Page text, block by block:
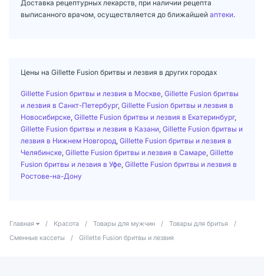
Доставка рецептурных лекарств, при наличии рецепта
выписанного врачом, осуществляется до ближайшей аптеки.
Цены на Gillette Fusion бритвы и лезвия в других городах
Gillette Fusion бритвы и лезвия в Москве Gillette Fusion бритвы
и лезвия в Санкт-Петербург, Gillette Fusion бритвы и лезвия в
Новосибирске Gillette Fusion бритвы и лезвия в Екатеринбург,
Gillette Fusion бритвы и лезвия в Казани Gillette Fusion бритвы и
лезвия в Нижнем Новгород Gillette Fusion бритвы и лезвия в
Челябинске Gillette Fusion бритвы и лезвия в Самаре Gillette
Fusion бритвы и лезвия в Уфе Gillette Fusion бритвы и лезвия в
Ростове-на-Дону
Главная / Красота / Товары для мужчин / Товары для бритья
/
Сменные кассеты
/ Gillette Fusion бритвы и лезвия